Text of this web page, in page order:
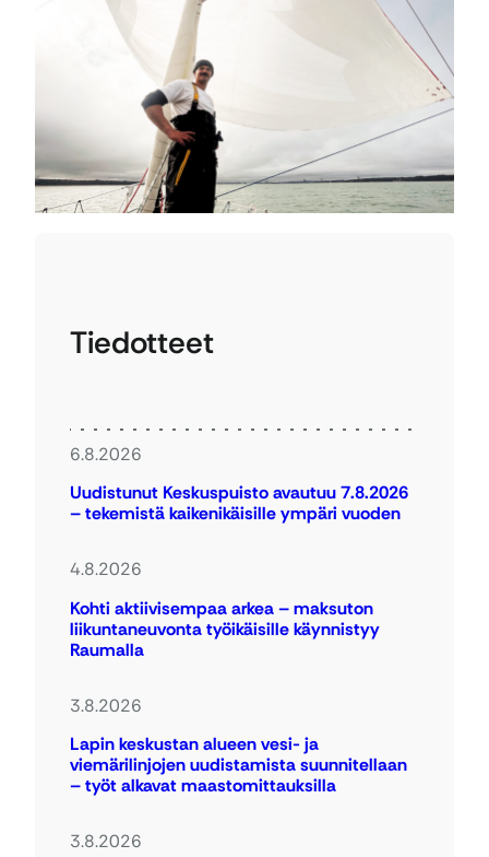
Tiedotteet
6.8.2026
Uudistunut Keskuspuisto avautuu 7.8.2026
– tekemistä kaikenikäisille ympäri vuoden
4.8.2026
Kohti aktiivisempaa arkea – maksuton
liikuntaneuvonta työikäisille käynnistyy
Raumalla
3.8.2026
Lapin keskustan alueen vesi- ja
viemärilinjojen uudistamista suunnitellaan
– työt alkavat maastomittauksilla
3.8.2026